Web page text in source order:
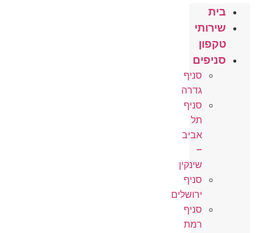
בית
שירותי
טקפון
סניפים
סניף
גדרה
סניף
תל
אביב
–
שינקין
סניף
ירושלים
סניף
רמת